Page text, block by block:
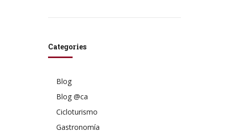
Categories
Blog
Blog @ca
Cicloturismo
Gastronomía